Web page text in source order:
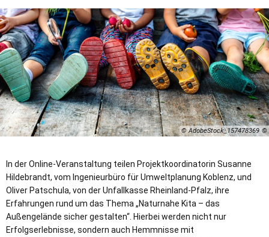
© AdobeStock_157478369
In der Online-Veranstaltung teilen Projektkoordinatorin Susanne
Hildebrandt, vom Ingenieurbüro für Umweltplanung Koblenz, und
Oliver Patschula, von der Unfallkasse Rheinland-Pfalz, ihre
Erfahrungen rund um das Thema „Naturnahe Kita – das
Außengelände sicher gestalten“. Hierbei werden nicht nur
Erfolgserlebnisse, sondern auch Hemmnisse mit